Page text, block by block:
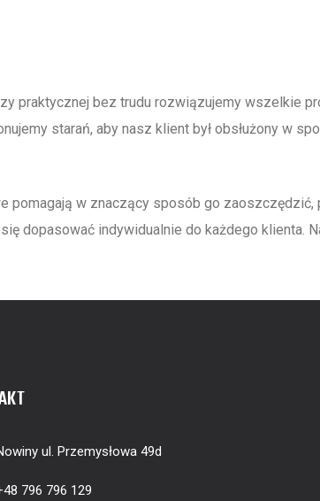
praktycznej bez trudu rozwiązujemy wszelkie
starań, aby nasz klient był obsłużony w
pomagają w znaczący sposób go zaoszczędzić,
dopasować indywidualnie do każdego klienta.
ul. Przemysłowa 49d
796 796 129